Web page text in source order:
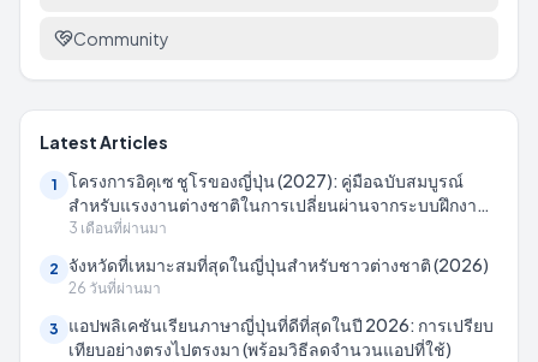
Community
Latest Articles
1
โครงการอิคุเซ ชูโรของญี่ปุ่น (2027): คู่มือฉบับสมบูรณ์
สำหรับแรงงานต่างชาติในการเปลี่ยนผ่านจากระบบฝึกงาน
เทคนิค
3 เดือนที่ผ่านมา
2 จังหวัดที่เหมาะสมที่สุดในญี่ปุ่นสำหรับชาวต่างชาติ (2026)
26 วันที่ผ่านมา
3
แอปพลิเคชันเรียนภาษาญี่ปุ่นที่ดีที่สุดในปี 2026: การเปรียบ
เทียบอย่างตรงไปตรงมา (พร้อมวิธีลดจำนวนแอปที่ใช้)